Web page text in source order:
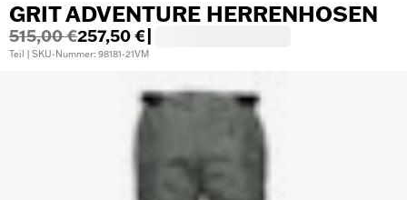
GRIT ADVENTURE HERRENHOSEN
515,00 €257,50 €
Teil | SKU-Nummer: 98181-21VM